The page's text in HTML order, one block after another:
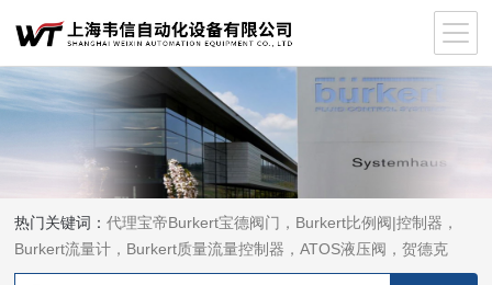
热门关键词：代理宝帝Burkert宝德阀门，Burkert比例阀|控制器，
Burkert流量计，Burkert质量流量控制器，ATOS液压阀，贺德克
HYDAC传感器，ASCO电磁阀，ASCO阀门，REXROTH力士乐阀